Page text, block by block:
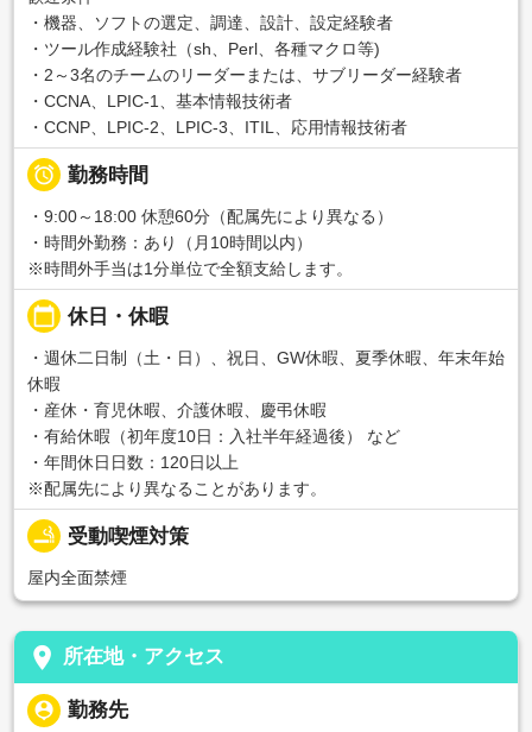
・機器、ソフトの選定、調達、設計、設定経験者
・ツール作成経験社（sh、Perl、各種マクロ等)
・2～3名のチームのリーダーまたは、サブリーダー経験者
・CCNA、LPIC-1、基本情報技術者
・CCNP、LPIC-2、LPIC-3、ITIL、応用情報技術者
 勤務時間
・9:00～18:00 休憩60分（配属先により異なる）
・時間外勤務：あり（月10時間以内）
※時間外手当は1分単位で全額支給します。
calendar_today 休日・休暇
・週休二日制（土・日）、祝日、GW休暇、夏季休暇、年末年始
休暇
・産休・育児休暇、介護休暇、慶弔休暇
・有給休暇（初年度10日：入社半年経過後） など
・年間休日日数：120日以上
※配属先により異なることがあります。
smoking_rooms 受動喫煙対策
屋内全面禁煙
place 所在地・アクセス
person_pin 勤務先